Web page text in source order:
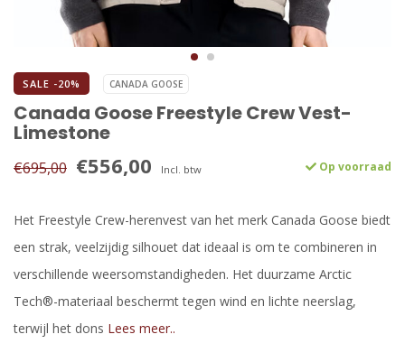
SALE -20% CANADA GOOSE
Canada Goose Freestyle Crew Vest-
Limestone
€695,00 €556,00 Incl. btw Op voorraad
Het Freestyle Crew-herenvest van het merk Canada Goose biedt
een strak, veelzijdig silhouet dat ideaal is om te combineren in
verschillende weersomstandigheden. Het duurzame Arctic
Tech®-materiaal beschermt tegen wind en lichte neerslag,
terwijl het dons Lees meer..